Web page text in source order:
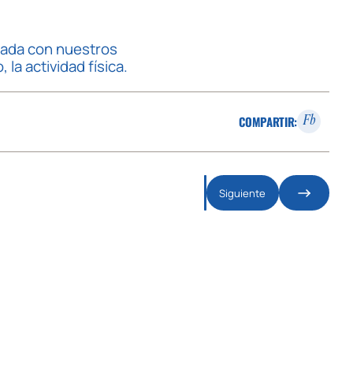
con nuestros
la actividad física.
COMPARTIR: Fb
Siguiente